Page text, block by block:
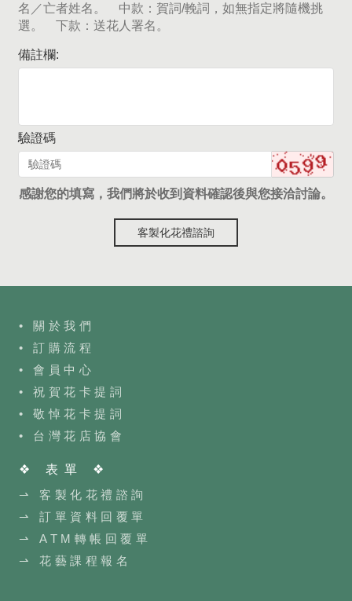
名／亡者姓名。 中款：賀詞/輓詞，如無指定將隨機挑
選。 下款：送花人署名。
備註欄:
驗證碼
感謝您的填寫，我們將於收到資料確認後與您接洽討論。
客製化花禮諮詢
• 關於我們
• 訂購流程
• 會員中心
• 祝賀花卡提詞
• 敬悼花卡提詞
• 台灣花店協會
❖ 表單 ❖
⇀ 客製化花禮諮詢
⇀ 訂單資料回覆單
⇀ ATM轉帳回覆單
⇀ 花藝課程報名